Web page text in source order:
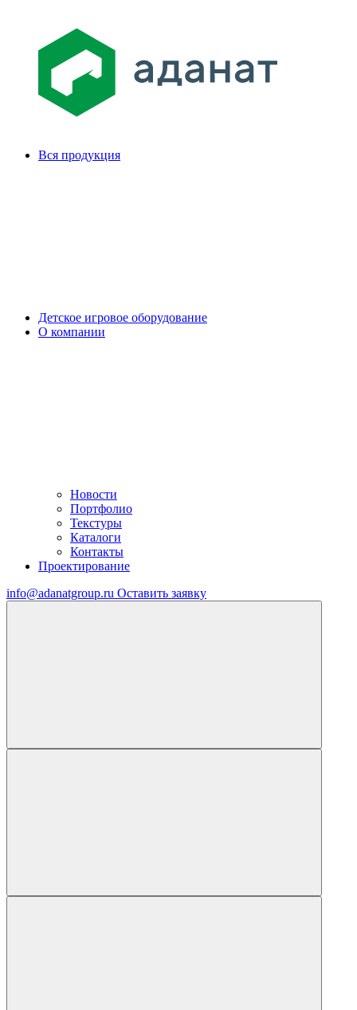
Вся продукция
Детское игровое оборудование
О компании
Новости
Портфолио
Текстуры
Каталоги
Контакты
Проектирование
info@adanatgroup.ru Оставить заявку